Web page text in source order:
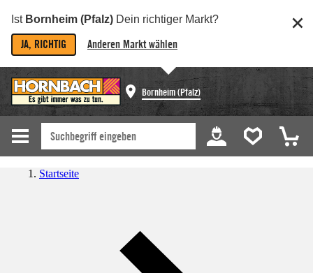
Ist Bornheim (Pfalz) Dein richtiger Markt?
JA, RICHTIG Anderen Markt wählen
Bornheim (Pfalz)
Startseite